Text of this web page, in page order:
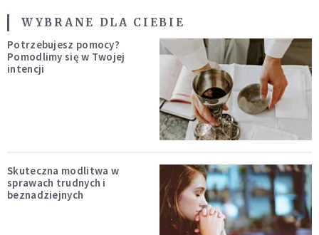
WYBRANE DLA CIEBIE
Potrzebujesz pomocy?
Pomodlimy się w Twojej
intencji
Skuteczna modlitwa w
sprawach trudnych i
beznadziejnych